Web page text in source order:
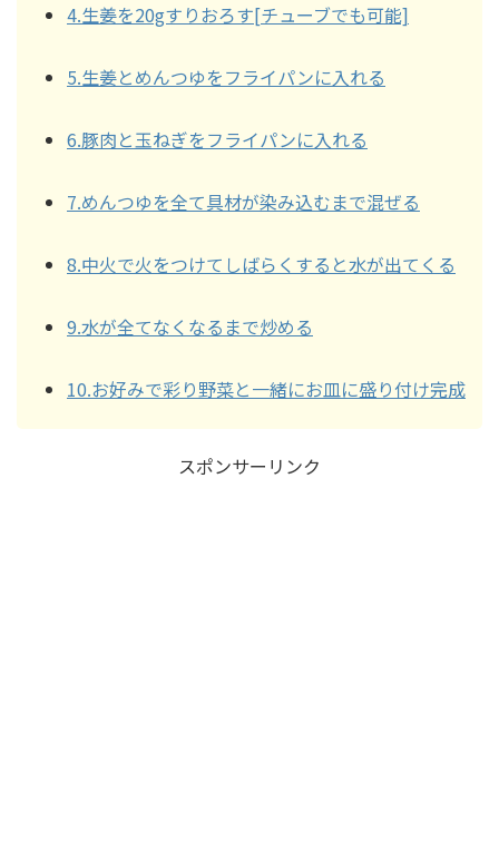
4.生姜を20gすりおろす[チューブでも可能]
5.生姜とめんつゆをフライパンに入れる
6.豚肉と玉ねぎをフライパンに入れる
7.めんつゆを全て具材が染み込むまで混ぜる
8.中火で火をつけてしばらくすると水が出てくる
9.水が全てなくなるまで炒める
10.お好みで彩り野菜と一緒にお皿に盛り付け完成
スポンサーリンク